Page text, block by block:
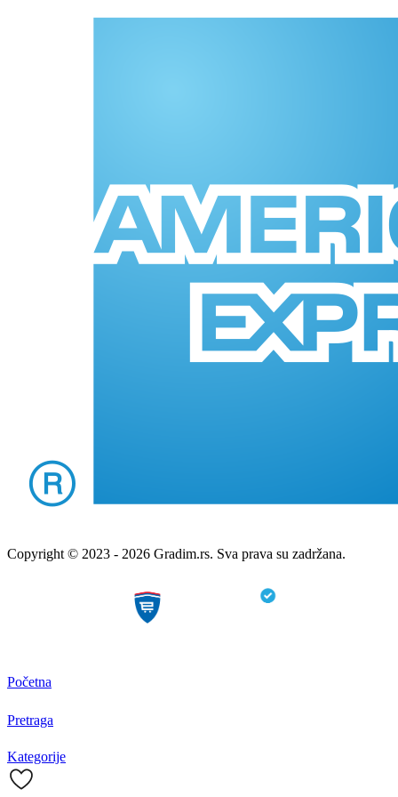
Copyright © 2023 - 2026 Gradim.rs. Sva prava su zadržana.
Početna
Pretraga
Kategorije